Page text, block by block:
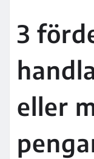
3
eller